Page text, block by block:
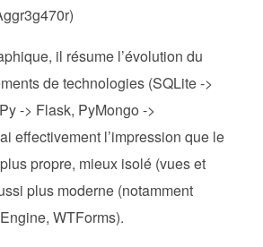
il résume l’évolution du
de technologies (SQLite ->
-> Flask, PyMongo ->
effectivement l’impression que le
propre, mieux isolé (vues et
plus moderne (notamment
WTForms).